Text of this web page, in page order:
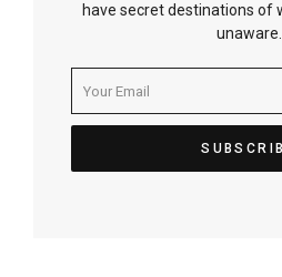
have secret destinations of
unaware.